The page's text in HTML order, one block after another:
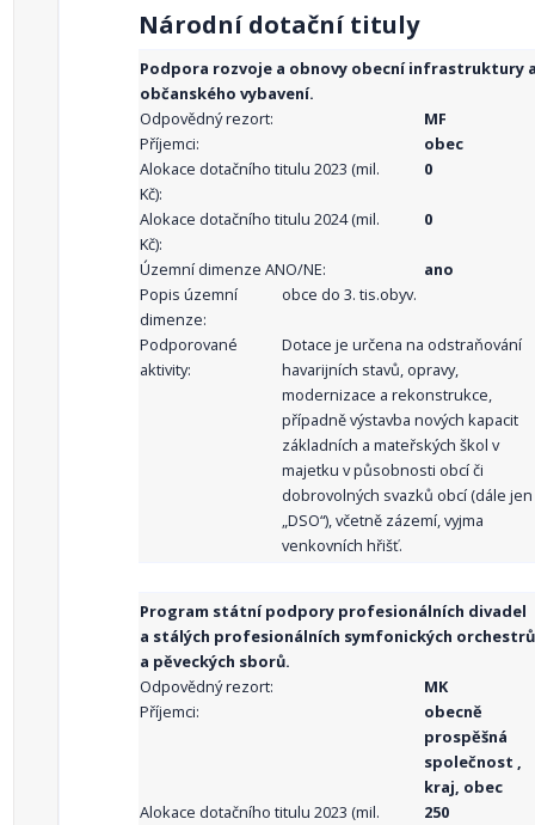
Národní dotační tituly
Podpora rozvoje a obnovy obecní infrastruktury
občanského vybavení.
Odpovědný rezort:
MF
Příjemci:
obec
Alokace dotačního titulu 2023 (mil.
Kč):
0
Alokace dotačního titulu 2024 (mil.
Kč):
0
Územní dimenze ANO/NE:
ano
Popis územní
dimenze:
obce do 3. tis.obyv.
Podporované
aktivity:
Dotace je určena na odstraňování
havarijních stavů, opravy,
modernizace a rekonstrukce,
případně výstavba nových kapacit
základních a mateřských škol v
majetku v působnosti obcí či
dobrovolných svazků obcí (dále jen
„DSO“), včetně zázemí, vyjma
venkovních hřišť.
Program státní podpory profesionálních divadel
a stálých profesionálních symfonických orchestrů
a pěveckých sborů.
Odpovědný rezort:
MK
Příjemci:
obecně
prospěšná
společnost ,
kraj, obec
Alokace dotačního titulu 2023 (mil.
250